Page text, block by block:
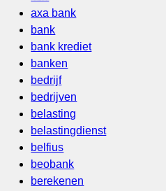
axa bank
bank
bank krediet
banken
bedrijf
bedrijven
belasting
belastingdienst
belfius
beobank
berekenen